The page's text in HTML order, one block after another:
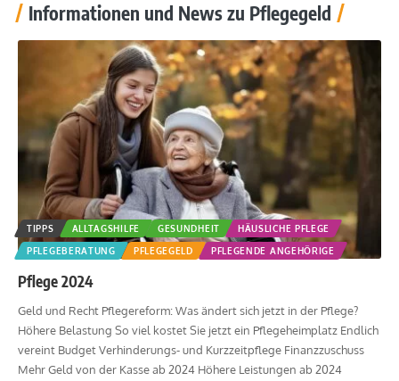
Informationen und News zu Pflegegeld
TIPPS ALLTAGSHILFE GESUNDHEIT HÄUSLICHE PFLEGE
PFLEGEBERATUNG PFLEGEGELD PFLEGENDE ANGEHÖRIGE
Pflege 2024
Geld und Recht Pflegereform: Was ändert sich jetzt in der Pflege?
Höhere Belastung So viel kostet Sie jetzt ein Pflegeheimplatz Endlich
vereint Budget Verhinderungs- und Kurzzeitpflege Finanzzuschuss
Mehr Geld von der Kasse ab 2024 Höhere Leistungen ab 2024